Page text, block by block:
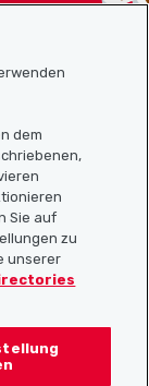
dem
Sie auf
zu
unserer